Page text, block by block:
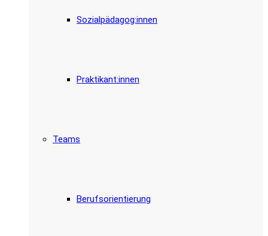
Sozialpädagog:innen
Praktikant:innen
Teams
Berufsorientierung